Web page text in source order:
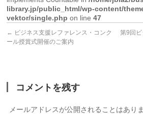
library.jp/public_html/wp-content/
vektor/single.php on line47
← ビジネス支援レファレンス・コンク
ール授賞式開催のご案内
第9回
コメントを残す
メールアドレスが公開されることはあり